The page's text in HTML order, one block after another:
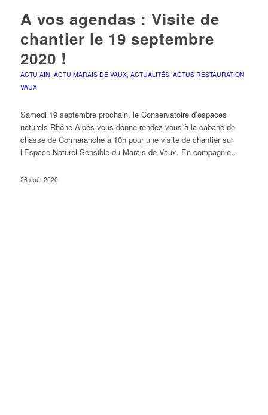
A vos agendas : Visite de
chantier le 19 septembre
2020 !
ACTU AIN ACTU MARAIS DE VAUX, ACTUALITÉS, ACTUS RESTAURATION
VAUX
Samedi 19 septembre prochain, le Conservatoire d’espaces
naturels Rhône-Alpes vous donne rendez-vous à la cabane de
chasse de Cormaranche à 10h pour une visite de chantier sur
l’Espace Naturel Sensible du Marais de Vaux. En compagnie…
26 août 2020